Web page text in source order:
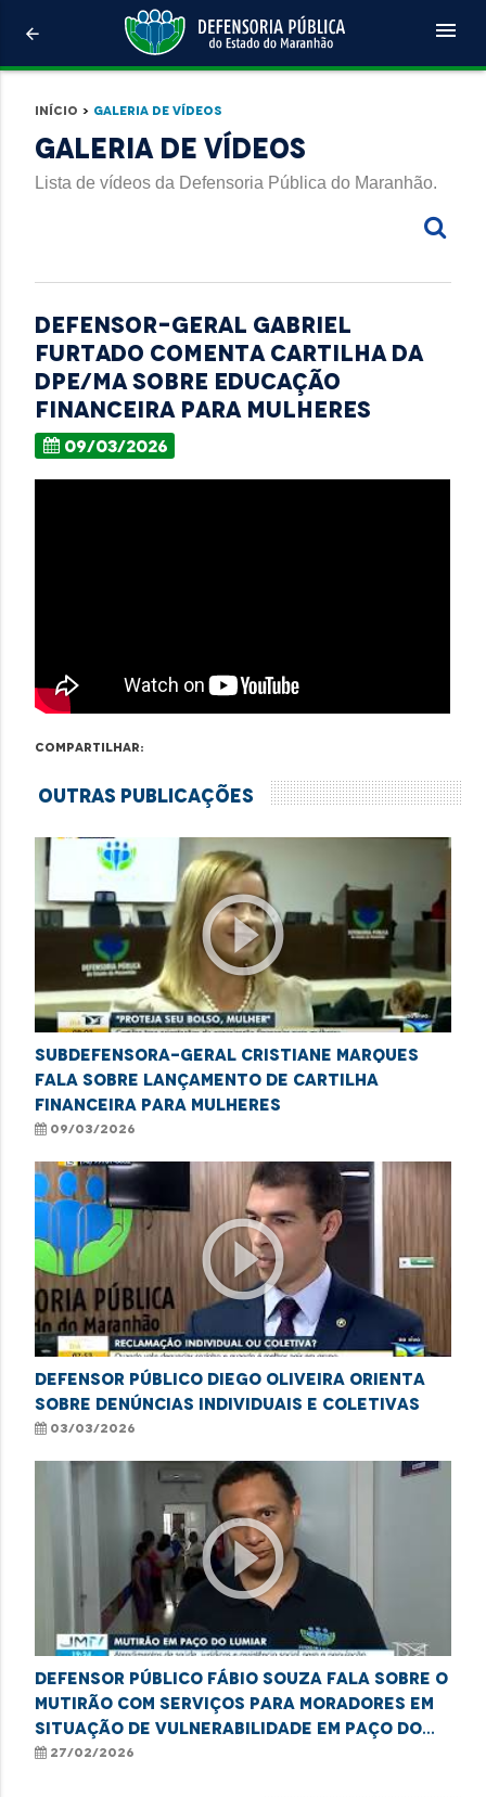
arrow_back menu
Início > Galeria de Vídeos
Galeria de Vídeos
Lista de vídeos da Defensoria Pública do Maranhão.
Defensor-geral Gabriel
Furtado comenta cartilha da
DPE/MA sobre educação
financeira para mulheres
09/03/2026
Compartilhar:
Outras Publicações
play_circle_outline
Subdefensora-geral Cristiane Marques
fala sobre lançamento de cartilha
financeira para mulheres
09/03/2026
play_circle_outline
Defensor público Diego Oliveira orienta
sobre denúncias individuais e coletivas
03/03/2026
play_circle_outline
Defensor Público Fábio Souza fala sobre o
mutirão com serviços para moradores em
situação de vulnerabilidade em Paço do
Lumiar
27/02/2026